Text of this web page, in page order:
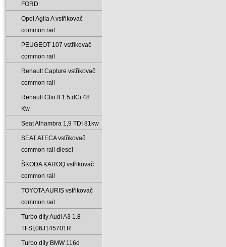
FORD
Opel Agila A vstřikovač
common rail
PEUGEOT 107 vstřikovač
common rail
Renault Capture vstřikovač
common rail
Renault Clio II 1.5 dCi 48
Kw
Seat Alhambra 1‚9 TDI 81kw
SEAT ATECA vstřikovač
common rail diesel
ŠKODA KAROQ vstřikovač
common rail
TOYOTA AURIS vstřikovač
common rail
Turbo díly Audi A3 1.8
TFSI‚06J145701R
Turbo díly BMW 116d